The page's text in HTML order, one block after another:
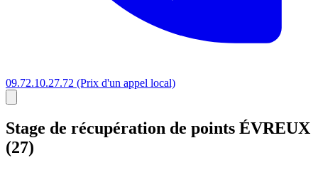
09.72.10.27.72 (Prix d'un appel local)
Stage de récupération de points ÉVREUX
(27)